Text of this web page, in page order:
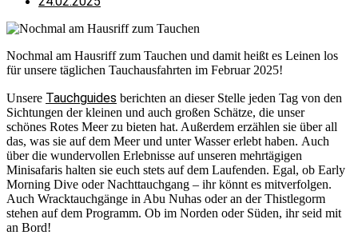
Nochmal am Hausriff zum Tauchen und damit heißt es Leinen los
für unsere täglichen Tauchausfahrten im Februar 2025!
Unsere Tauchguides berichten an dieser Stelle jeden Tag von den
Sichtungen der kleinen und auch großen Schätze, die unser
schönes Rotes Meer zu bieten hat. Außerdem erzählen sie über all
das, was sie auf dem Meer und unter Wasser erlebt haben. Auch
über die wundervollen Erlebnisse auf unseren mehrtägigen
Minisafaris halten sie euch stets auf dem Laufenden. Egal, ob Early
Morning Dive oder Nachttauchgang – ihr könnt es mitverfolgen.
Auch Wracktauchgänge in Abu Nuhas oder an der Thistlegorm
stehen auf dem Programm. Ob im Norden oder Süden, ihr seid mit
an Bord!